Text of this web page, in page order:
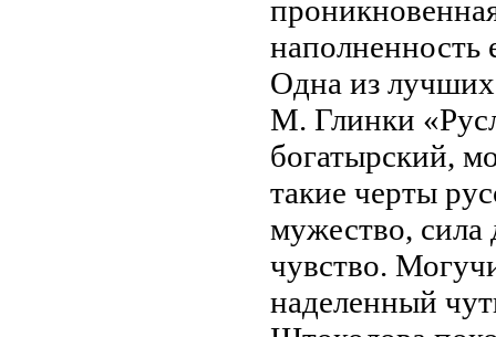
наполненность
Одна из
М. Глинки
богатырский,
такие черты
мужество, сила
чувство.
наделенный